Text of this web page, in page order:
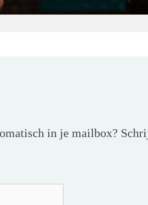
in je mailbox?